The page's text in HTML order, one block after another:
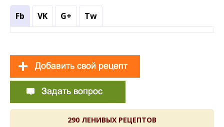
Fb VK G+ Tw
290 ЛЕНИВЫХ РЕЦЕПТОВ